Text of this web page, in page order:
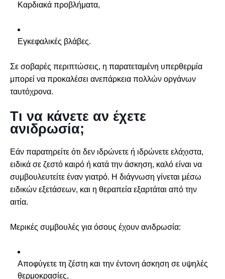
Καρδιακά προβλήματα,
Εγκεφαλικές βλάβες.
Σε σοβαρές περιπτώσεις, η παρατεταμένη υπερθερμία
μπορεί να προκαλέσει ανεπάρκεια πολλών οργάνων
ταυτόχρονα.
Τι να κάνετε αν έχετε
ανιδρωσία;
Εάν παρατηρείτε ότι δεν ιδρώνετε ή ιδρώνετε ελάχιστα,
ειδικά σε ζεστό καιρό ή κατά την άσκηση, καλό είναι να
συμβουλευτείτε έναν γιατρό. Η διάγνωση γίνεται μέσω
ειδικών εξετάσεων, και η θεραπεία εξαρτάται από την
αιτία.
Μερικές συμβουλές για όσους έχουν ανιδρωσία:
Αποφύγετε τη ζέστη και την έντονη άσκηση σε υψηλές
θερμοκρασίες,